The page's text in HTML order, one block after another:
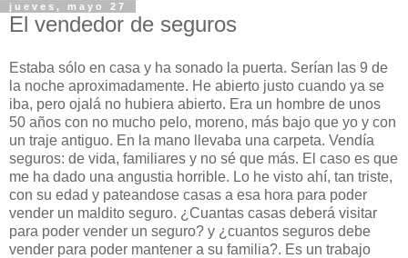
jueves, mayo 27
El vendedor de seguros
Estaba sólo en casa y ha sonado la puerta. Serían las 9 de
la noche aproximadamente. He abierto justo cuando ya se
iba, pero ojalá no hubiera abierto. Era un hombre de unos
50 años con no mucho pelo, moreno, más bajo que yo y con
un traje antiguo. En la mano llevaba una carpeta. Vendía
seguros: de vida, familiares y no sé que más. El caso es que
me ha dado una angustia horrible. Lo he visto ahí, tan triste,
con su edad y pateandose casas a esa hora para poder
vender un maldito seguro. ¿Cuantas casas deberá visitar
para poder vender un seguro? y ¿cuantos seguros debe
vender para poder mantener a su familia?. Es un trabajo